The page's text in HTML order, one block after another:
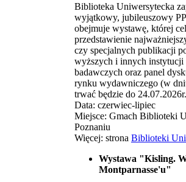
Biblioteka Uniwersytecka
wyjątkowy, jubileuszowy
obejmuje wystawę, której
przedstawienie
czy specjalnych publikacji
wyższych i innych instytucji
badawczych oraz panel
rynku wydawniczego (w
trwać będzie do 24.07.2026r.
Data: czerwiec-lipiec
Miejsce: Gmach Biblioteki
Poznaniu
Więcej: strona Biblioteki
Wystawa "Kisling.
Montparnasse'u"